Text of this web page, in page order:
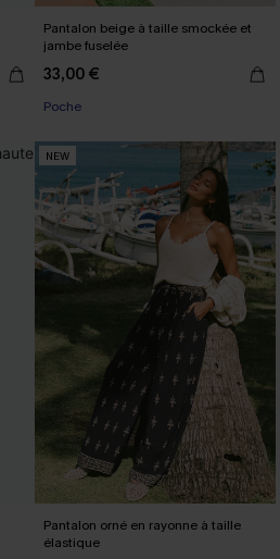
Pantalon beige à taille smockée et
jambe fuselée
33,00 €
Poche
NEW
Pantalon orné en rayonne à taille
élastique